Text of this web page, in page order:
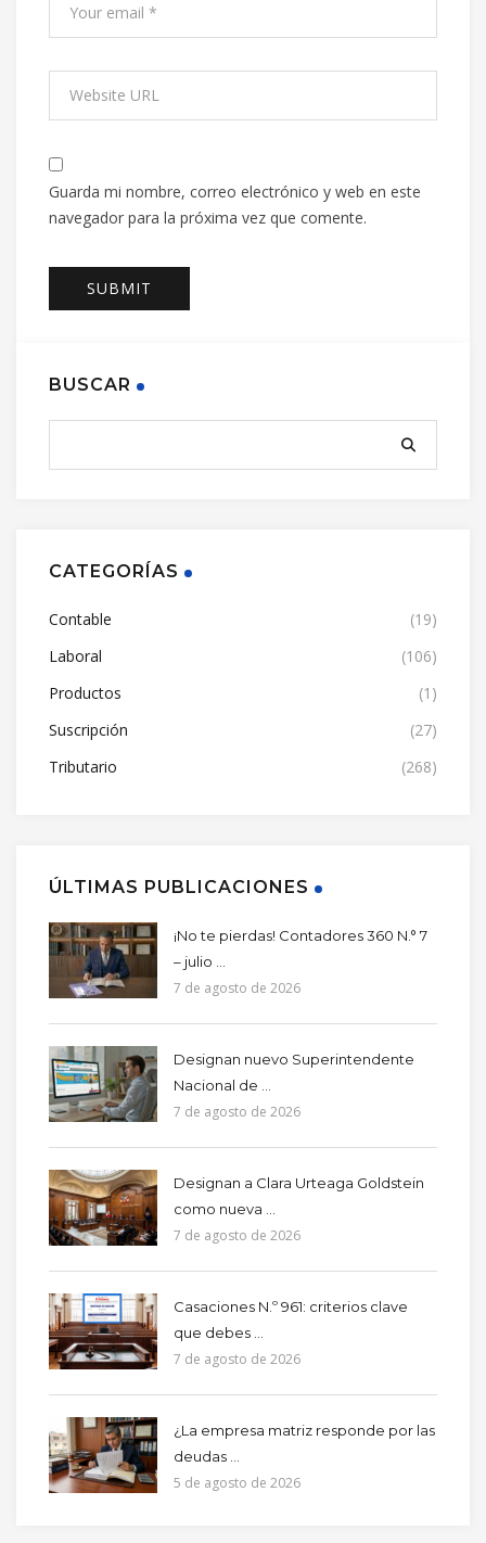
Guarda mi nombre, correo electrónico y web en este
navegador para la próxima vez que comente.
BUSCAR
CATEGORÍAS
Contable
(19)
Laboral
(106)
Productos
(1)
Suscripción
(27)
Tributario
(268)
ÚLTIMAS PUBLICACIONES
¡No te pierdas! Contadores 360 N.° 7
– julio ...
7 de agosto de 2026
Designan nuevo Superintendente
Nacional de ...
7 de agosto de 2026
Designan a Clara Urteaga Goldstein
como nueva ...
7 de agosto de 2026
Casaciones N.º 961: criterios clave
que debes ...
7 de agosto de 2026
¿La empresa matriz responde por las
deudas ...
5 de agosto de 2026